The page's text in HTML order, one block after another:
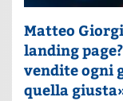
Matteo
landing
vendite ogni
quella